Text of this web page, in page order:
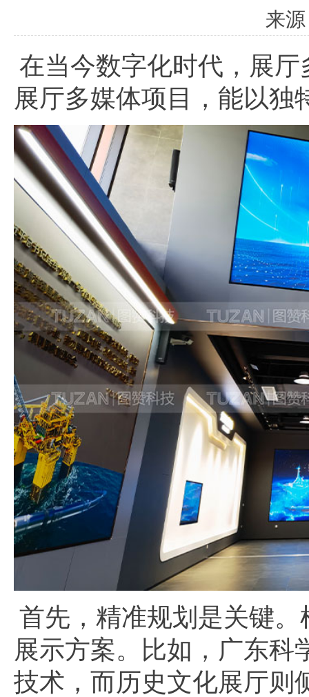
来
在当今数字化时代，展
展厅多媒体项目，能以独
首先，精准规划是关键
展示方案。比如，广东科
技术，而历史文化展厅则